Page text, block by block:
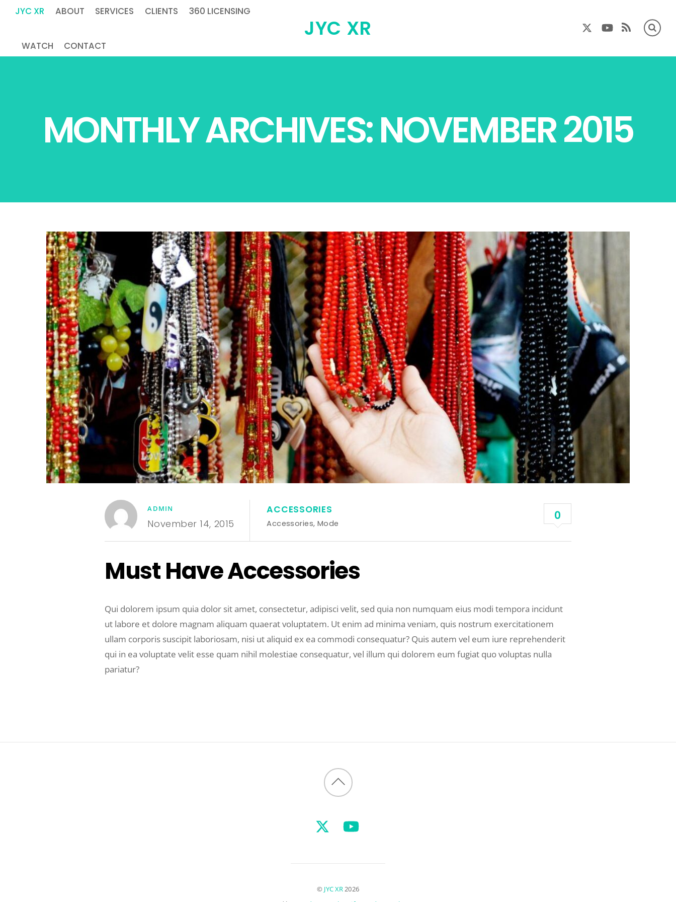
JYC XR RSS
JYC XR ABOUT SERVICES CLIENTS 360 LICENSING
WATCH CONTACT
MONTHLY ARCHIVES: NOVEMBER 2015
ADMIN
November 14, 2015
ACCESSORIES
Accessories, Mode
0
Must Have Accessories
Qui dolorem ipsum quia dolor sit amet, consectetur, adipisci velit, sed quia non numquam eius modi tempora incidunt
ut labore et dolore magnam aliquam quaerat voluptatem. Ut enim ad minima veniam, quis nostrum exercitationem
ullam corporis suscipit laboriosam, nisi ut aliquid ex ea commodi consequatur? Quis autem vel eum iure reprehenderit
qui in ea voluptate velit esse quam nihil molestiae consequatur, vel illum qui dolorem eum fugiat quo voluptas nulla
pariatur?
Back
top
© JYC XR2026